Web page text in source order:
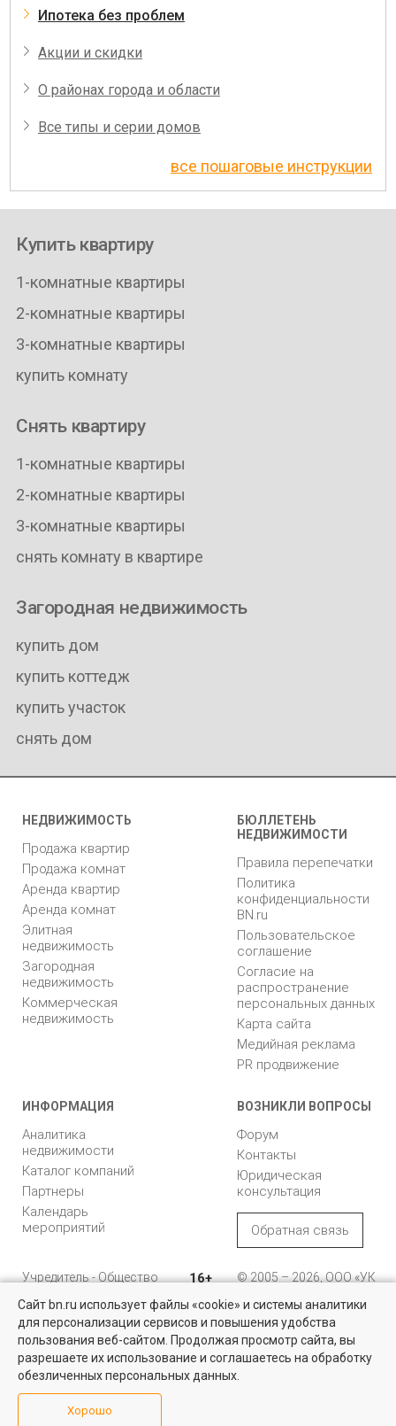
Ипотека без проблем
Акции и скидки
О районах города и области
Все типы и серии домов
все пошаговые инструкции
Купить квартиру
1-комнатные квартиры
2-комнатные квартиры
3-комнатные квартиры
купить комнату
Снять квартиру
1-комнатные квартиры
2-комнатные квартиры
3-комнатные квартиры
снять комнату в квартире
Загородная недвижимость
купить дом
купить коттедж
купить участок
снять дом
НЕДВИЖИМОСТЬ
Продажа квартир
Продажа комнат
Аренда квартир
Аренда комнат
Элитная
недвижимость
Загородная
недвижимость
Коммерческая
недвижимость
БЮЛЛЕТЕНЬ
НЕДВИЖИМОСТИ
Правила перепечатки
Политика
конфиденциальности
BN.ru
Пользовательское
соглашение
Согласие на
распространение
персональных данных
Карта сайта
Медийная реклама
PR продвижение
ИНФОРМАЦИЯ
Аналитика
недвижимости
Каталог компаний
Партнеры
Календарь
мероприятий
ВОЗНИКЛИ ВОПРОСЫ
Форум
Контакты
Юридическая
консультация
Обратная связь
Учредитель - Общество
ответственностью
"Управляющая
компания "Бюллетень
недвижимости"
16+
© 2005 – 2026, ООО «УК
196105, Санкт-
Петербург, пр. Юрия
Гагарина, 1
8 (812) 331-93-56
reklama@bn.ru
Сайт bn.ru использует файлы «cookie» и системы аналитики
для персонализации сервисов и повышения удобства
пользования веб-сайтом. Продолжая просмотр сайта, вы
разрешаете их использование и соглашаетесь на обработку
обезличенных персональных данных.
Хорошо